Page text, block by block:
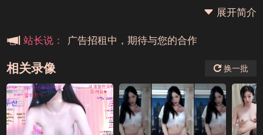
展开简介
站长说： 广告招租中，期待与您的合作
相关录像 换一批